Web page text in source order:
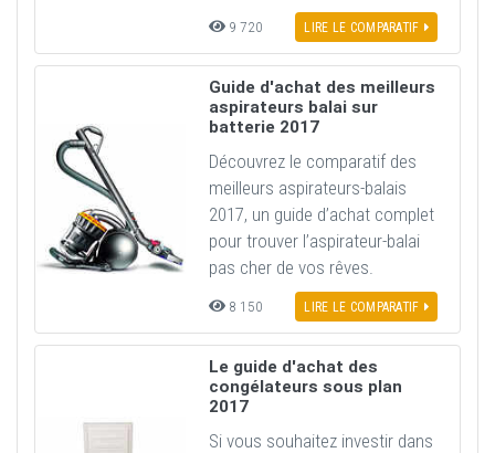
9 720 LIRE LE COMPARATIF
Guide d'achat des meilleurs
aspirateurs balai sur
batterie 2017
Découvrez le comparatif des
meilleurs aspirateurs-balais
2017, un guide d’achat complet
pour trouver l’aspirateur-balai
pas cher de vos rêves.
8 150 LIRE LE COMPARATIF
Le guide d'achat des
congélateurs sous plan
2017
Si vous souhaitez investir dans